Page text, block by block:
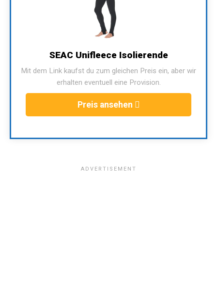
SEAC Unifleece Isolierende
Mit dem Link kaufst du zum gleichen Preis ein, aber wir
erhalten eventuell eine Provision.
Preis ansehen